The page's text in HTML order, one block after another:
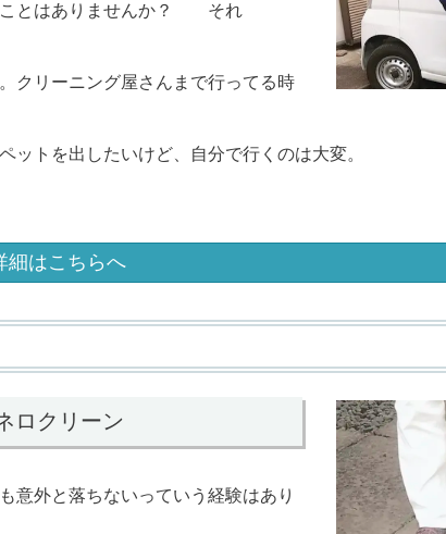
ことはありませんか？ それ
クリーニング屋さんまで行ってる時
ットを出したいけど、自分で行くのは大変。
細はこちらへ
ロクリーン
意外と落ちないっていう経験はあり